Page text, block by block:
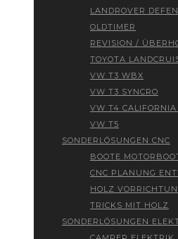
LANDROVER
OLDTIMER
REVISION /
TOYOTA
VW T3 WBX
VW T3 SYNCRO
VW T4
VW T5
SONDERLÖSUNGEN CNC
BOOTE
CNC PLANUNG
HOLZ
TRICKS MIT HOLZ
SONDERLÖSUNGEN